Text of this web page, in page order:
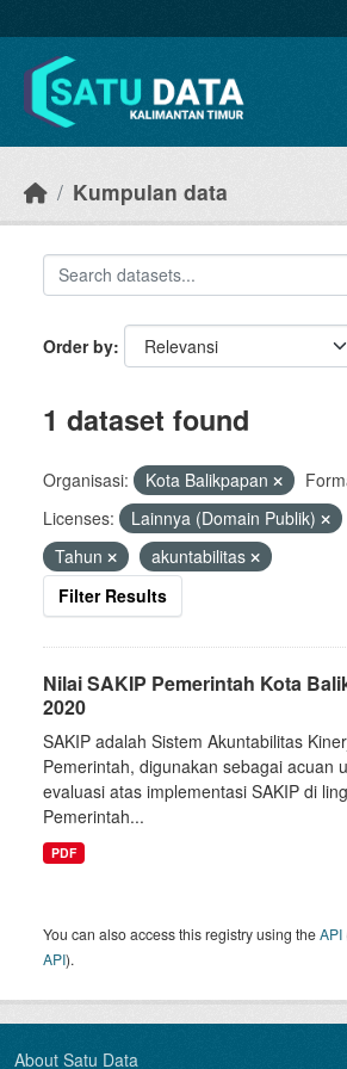
Kumpulan data
Order by
1 dataset found
Organisasi: Kota Balikpapan
Licenses:
Lainnya (Domain Publik)
Tahun
akuntabilitas
Filter Results
Nilai SAKIP Pemerintah Kota
2020
SAKIP adalah Sistem Akuntabilitas
Pemerintah, digunakan sebagai acuan
evaluasi atas implementasi SAKIP di
Pemerintah...
PDF
You can also access this registry using theAPI
API).
About Satu Data